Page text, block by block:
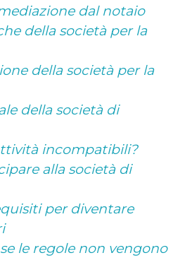
dal notaio
della società per la
della società per la
della società di
incompatibili?
alla società di
per diventare
le regole non vengono